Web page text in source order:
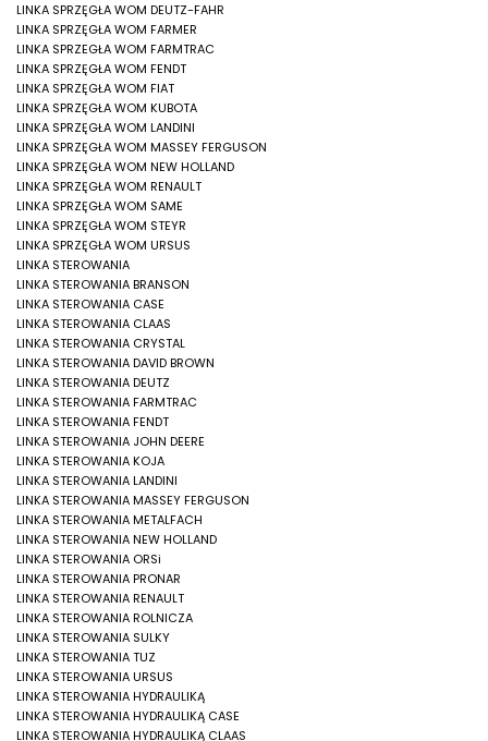
LINKA SPRZĘGŁA WOM DEUTZ-FAHR
LINKA SPRZĘGŁA WOM FARMER
LINKA SPRZEGŁA WOM FARMTRAC
LINKA SPRZĘGŁA WOM FENDT
LINKA SPRZĘGŁA WOM FIAT
LINKA SPRZĘGŁA WOM KUBOTA
LINKA SPRZĘGŁA WOM LANDINI
LINKA SPRZĘGŁA WOM MASSEY FERGUSON
LINKA SPRZĘGŁA WOM NEW HOLLAND
LINKA SPRZĘGŁA WOM RENAULT
LINKA SPRZĘGŁA WOM SAME
LINKA SPRZĘGŁA WOM STEYR
LINKA SPRZĘGŁA WOM URSUS
LINKA STEROWANIA
LINKA STEROWANIA BRANSON
LINKA STEROWANIA CASE
LINKA STEROWANIA CLAAS
LINKA STEROWANIA CRYSTAL
LINKA STEROWANIA DAVID BROWN
LINKA STEROWANIA DEUTZ
LINKA STEROWANIA FARMTRAC
LINKA STEROWANIA FENDT
LINKA STEROWANIA JOHN DEERE
LINKA STEROWANIA KOJA
LINKA STEROWANIA LANDINI
LINKA STEROWANIA MASSEY FERGUSON
LINKA STEROWANIA METALFACH
LINKA STEROWANIA NEW HOLLAND
LINKA STEROWANIA ORSi
LINKA STEROWANIA PRONAR
LINKA STEROWANIA RENAULT
LINKA STEROWANIA ROLNICZA
LINKA STEROWANIA SULKY
LINKA STEROWANIA TUZ
LINKA STEROWANIA URSUS
LINKA STEROWANIA HYDRAULIKĄ
LINKA STEROWANIA HYDRAULIKĄ CASE
LINKA STEROWANIA HYDRAULIKĄ CLAAS